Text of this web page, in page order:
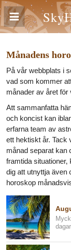
Månadens
På vår webbplats i
vad som kommer
månader av året för
Att sammanfatta
och koncist kan
erfarna team av
ett hektiskt år. Tack
månad separat kan
framtida
dig att utnyttja även
horoskop